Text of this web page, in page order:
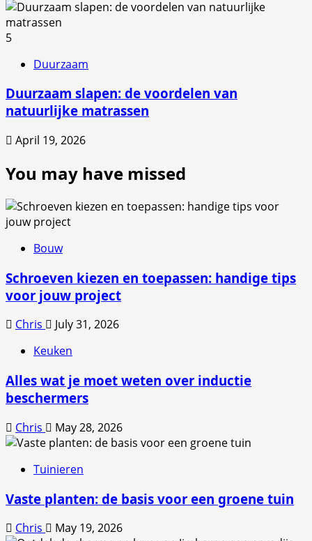
5
Duurzaam
Duurzaam slapen: de voordelen van
natuurlijke matrassen
April 19, 2026
You may have missed
Bouw
Schroeven kiezen en toepassen: handige tips
voor jouw project
Chris
July 31, 2026
Keuken
Alles wat je moet weten over inductie
beschermers
Chris May 28, 2026
Tuinieren
Vaste planten: de basis voor een groene tuin
Chris May 19, 2026